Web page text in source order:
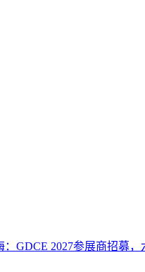
GDCE 2027参展商招募